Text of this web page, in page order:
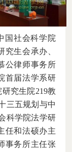
国社会科学院
生会承办、
公律师事务所
首届法学系研
究生院219教
三五规划与中
科学院法学研
任和法硕办主
事务所主任张